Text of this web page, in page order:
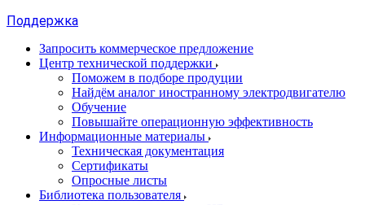
Поддержка
Запросить коммерческое предложение
Центр технической поддержки
Поможем в подборе продуции
Найдём аналог иностранному электродвигателю
Обучение
Повышайте операционную эффективность
Информационные материалы
Техническая документация
Сертификаты
Опросные листы
Библиотека пользователя